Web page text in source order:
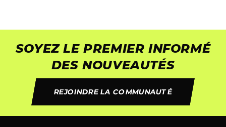
SOYEZ LE PREMIER INFORMÉ
DES NOUVEAUTÉS
REJOINDRE LA COMMUNAUTÉ